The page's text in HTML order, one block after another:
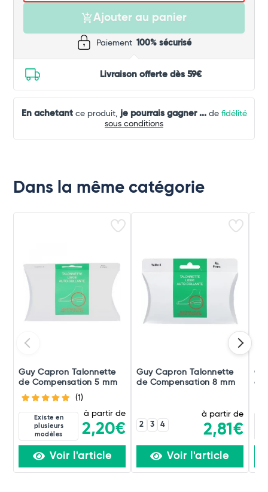
Ajouter au panier
Paiement 100% sécurisé
Livraison offerte dès 59€
En achetantce produit, je pourrais gagner ...de fidélité
sous conditions
Dans la même catégorie
Guy Capron Talonnette
de Compensation 5 mm
(1)
Existe en
plusieurs
modèles
à partir de
2,20€
Voir l'article
Guy Capron Talonnette
de Compensation 8 mm
2 3 4
à partir de
2,81€
Voir l'article